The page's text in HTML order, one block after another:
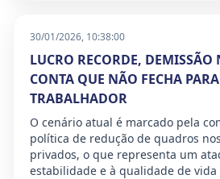
30/01/2026, 10:38:00
LUCRO RECORDE, DEMISSÃO
CONTA QUE NÃO FECHA
TRABALHADOR
O cenário atual é marcado pela
política de redução de quadros
privados, o que representa um
estabilidade e à qualidade de